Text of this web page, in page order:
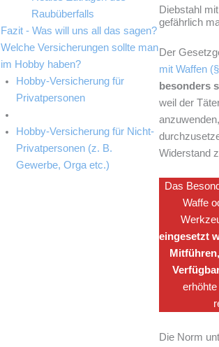
Raubüberfalls
Fazit - Was will uns all das sagen?
Welche Versicherungen sollte man
im Hobby haben?
Hobby-Versicherung für
Privatpersonen
Hobby-Versicherung für Nicht-
Privatpersonen (z. B.
Gewerbe, Orga etc.)
Diebstahl
gefährlich
Der
mit Waffen
besonders
weil der
Widerstand
Das
Waffe
eingesetzt
Die Norm